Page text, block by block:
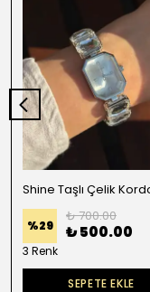
%29
₺ 700.00
₺ 500.00
3 Renk
SEPETE EKLE